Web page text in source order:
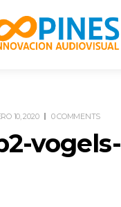
10, 2020 0 COMMENTS
vogels-